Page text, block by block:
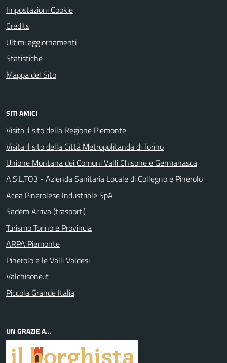
Impostazioni Cookie
Credits
Ultimi aggiornamenti
Statistiche
Mappa del Sito
SITI AMICI
Visita il sito della Regione Piemonte
Visita il sito della Città Metropolitanda di Torino
Unione Montana dei Comuni Valli Chisone e Germanasca
A.S.L.TO3 - Azienda Sanitaria Locale di Collegno e Pinerolo
Acea Pinerolese Industriale SpA
Sadem Arriva (trasporti)
Turismo Torino e Provincia
ARPA Piemonte
Pinerolo e le Valli Valdesi
Valchisone.it
Piccola Grande Italia
UN GRAZIE A...